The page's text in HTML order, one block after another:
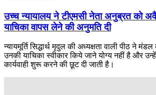
उच्च न्यायालय ने टीएमसी नेता अनुब्रत को
याचिका वापस लेने की अनुमति दी
न्यायमूर्ति सिद्धार्थ मृदुल की अध्यक्षता वाली पीठ ने
उनकी याचिका स्वीकार किये जाने योग्य नहीं है और
कार्यवाही शुरू करने की छूट दी जाती है।